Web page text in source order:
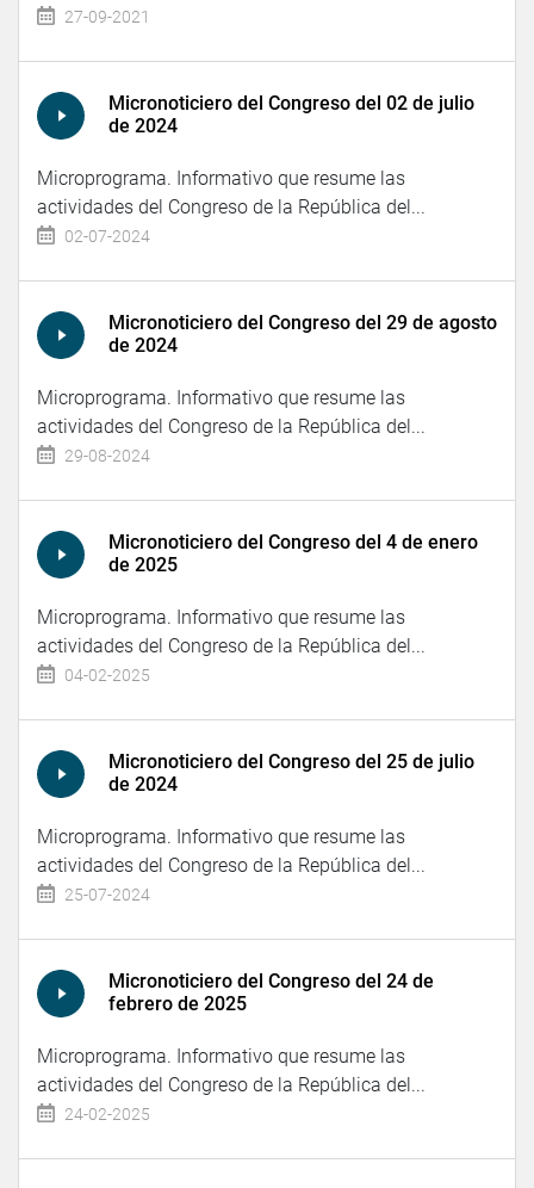
27-09-2021
Micronoticiero del Congreso del 02 de julio
de 2024
Microprograma. Informativo que resume las
actividades del Congreso de la República del...
02-07-2024
Micronoticiero del Congreso del 29 de agosto
de 2024
Microprograma. Informativo que resume las
actividades del Congreso de la República del...
29-08-2024
Micronoticiero del Congreso del 4 de enero
de 2025
Microprograma. Informativo que resume las
actividades del Congreso de la República del...
04-02-2025
Micronoticiero del Congreso del 25 de julio
de 2024
Microprograma. Informativo que resume las
actividades del Congreso de la República del...
25-07-2024
Micronoticiero del Congreso del 24 de
febrero de 2025
Microprograma. Informativo que resume las
actividades del Congreso de la República del...
24-02-2025